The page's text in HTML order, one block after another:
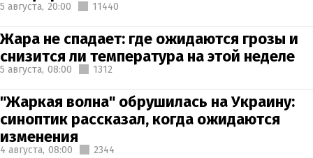
5 августа, 20:00 11440
Жара не спадает: где ожидаются грозы и
снизится ли температура на этой неделе
5 августа, 08:00 1312
"Жаркая волна" обрушилась на Украину:
синоптик рассказал, когда ожидаются
изменения
4 августа, 08:00 2344